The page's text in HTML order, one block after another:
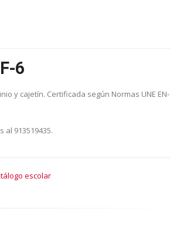
6
y cajetín. Certificada según Normas UNE EN-
al 913519435.
escolar